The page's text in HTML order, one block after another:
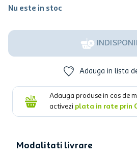
Nu este in stoc
Adauga in lista
Adauga produse in cos de
activezi plata in rate prin
Modalitati livrare